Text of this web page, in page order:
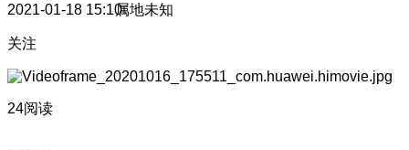
2021-01-18 15:10属地未知
关注
24阅读